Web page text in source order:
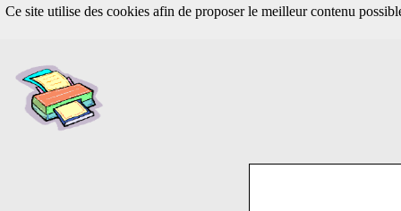
Ce site utilise des cookies afin de proposer le meilleur contenu